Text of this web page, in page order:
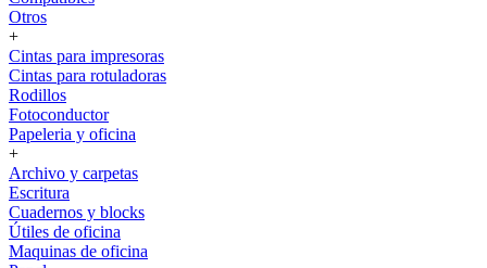
Otros
+
Cintas para impresoras
Cintas para rotuladoras
Rodillos
Fotoconductor
Papeleria y oficina
+
Archivo y carpetas
Escritura
Cuadernos y blocks
Útiles de oficina
Maquinas de oficina